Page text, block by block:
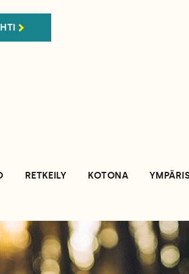
RETKEILY KOTONA